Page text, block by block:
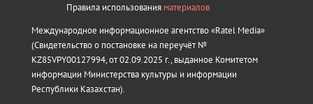
Правила использования материалов
Международное информационное агентство «Ratel Media»
(Свидетельство о постановке на переучёт №
KZ85VPY00127994, от 02.09.2025 г., выданное Комитетом
информации Министерства культуры и информации
Республики Казахстан).